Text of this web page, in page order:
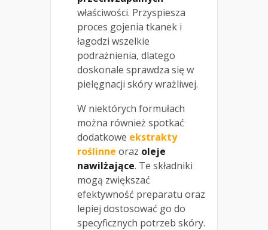
właściwości. Przyspiesza
proces gojenia tkanek i
łagodzi wszelkie
podrażnienia, dlatego
doskonale sprawdza się w
pielęgnacji skóry wrażliwej.
W niektórych formułach
można również spotkać
dodatkowe ekstrakty
roślinne oraz oleje
nawilżające. Te składniki
mogą zwiększać
efektywność preparatu oraz
lepiej dostosować go do
specyficznych potrzeb skóry.